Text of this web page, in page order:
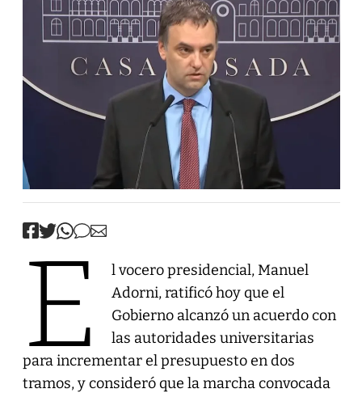
E
l vocero presidencial, Manuel
Adorni, ratificó hoy que el
Gobierno alcanzó un acuerdo con
las autoridades universitarias
para incrementar el presupuesto en dos
tramos, y consideró que la marcha convocada